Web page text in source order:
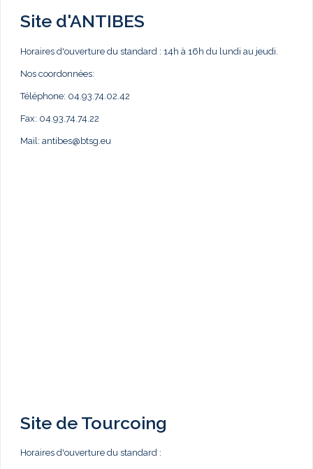
Site d'ANTIBES
Horaires d'ouverture du standard : 14h à 16h du lundi au jeudi.
Nos coordonnées:
Téléphone: 04.93.74.02.42
Fax: 04.93.74.74.22
Mail: antibes@btsg.eu
Site de Tourcoing
Horaires d'ouverture du standard :